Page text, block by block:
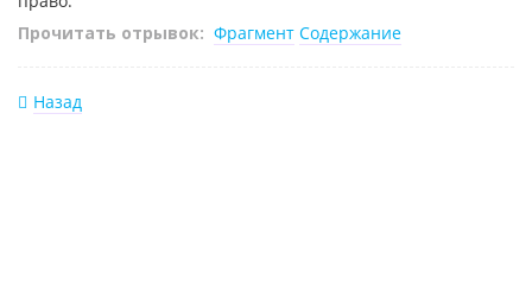
Прочитать отрывок: Фрагмент Содержание
Назад